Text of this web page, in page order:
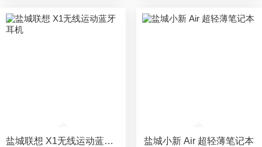
盐城联想 X1无线运动蓝牙耳机 盐城小新 Air 超轻薄笔记本